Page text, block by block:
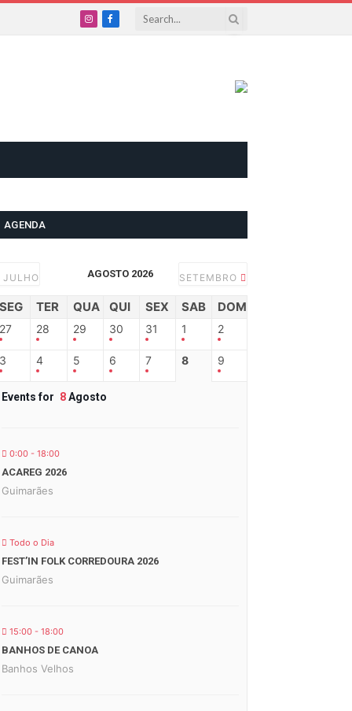
InstagramFacebook
AGENDA
JULHO AGOSTO 2026 SETEMBRO
SEG TER QUA QUI SEX SAB DOM
27 28 29 30 31 1 2
3 4 5 6 7 8 9
Events for 8Agosto
0:00 - 18:00
ACAREG 2026
Guimarães
Todo o Dia
FEST’IN FOLK CORREDOURA 2026
Guimarães
15:00 - 18:00
BANHOS DE CANOA
Banhos Velhos